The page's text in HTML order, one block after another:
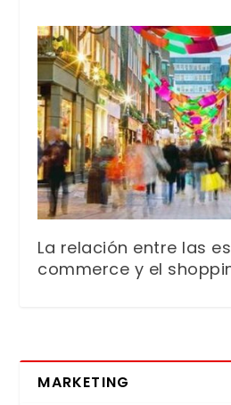
La relación entre las
commerce y el
MARKETING